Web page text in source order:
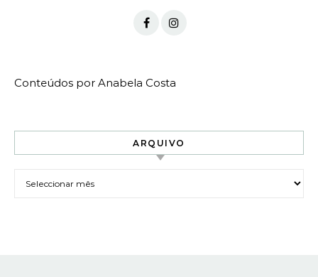
Conteúdos por Anabela Costa
ARQUIVO